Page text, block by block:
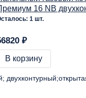
16 NB
1 шт.
₽
В корзину
двухконтурный